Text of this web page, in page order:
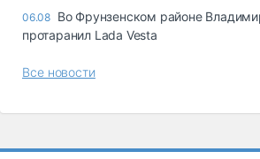
06.08 Во Фрунзенском районе
протаранил Lada Vesta
Все новости